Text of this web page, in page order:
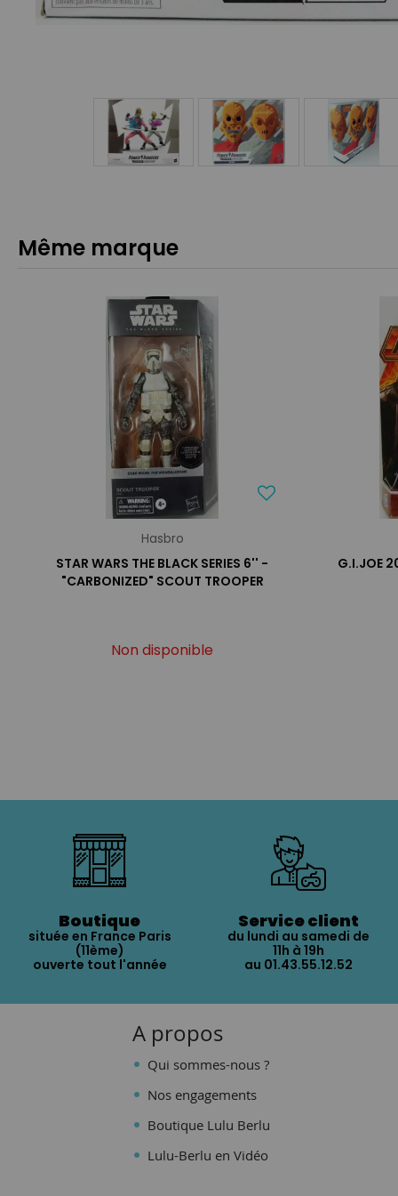
Même marque
Hasbro
STAR WARS THE BLACK SERIES 6'' -
"CARBONIZED" SCOUT TROOPER
Non disponible
G.I.JOE
Boutique
située en France Paris
(11ème)
ouverte tout l'année
Service client
du lundi au samedi de
11h à 19h
au 01.43.55.12.52
A propos
Qui sommes-nous ?
Nos engagements
Boutique Lulu Berlu
Lulu-Berlu en Vidéo